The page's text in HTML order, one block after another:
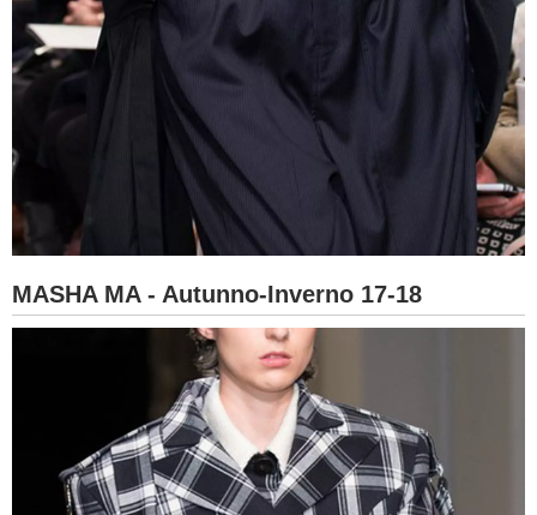
MASHA MA - Autunno-Inverno 17-18